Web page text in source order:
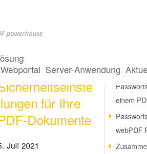
Webportal Server-Anwendung
10.0.5
10.0.4
Passwörter und
für Ihre
Dokumente
Juli 2021
Was
einem
webPDF